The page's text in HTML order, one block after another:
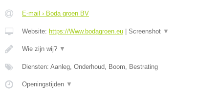
E-mail › Boda groen BV
Website: https://Www.bodagroen.eu Screenshot ▼
Wie zijn wij? ▼
Diensten: Aanleg, Onderhoud, Boom, Bestrating
Openingstijden ▼